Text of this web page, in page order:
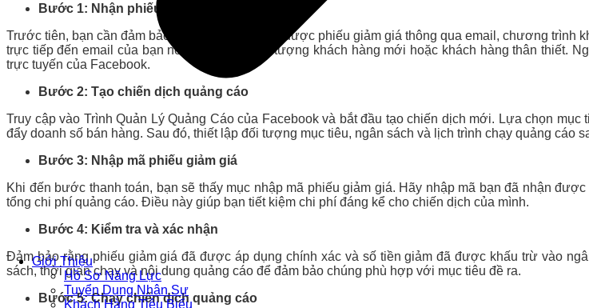
Giới Thiệu
Hồ Sơ Năng Lực
Tuyển Dụng Nhân Sự
Khách Hàng Tiêu Biểu
Bước 1: Nhận phiếu giảm giá
Trước tiên, bạn cần đảm bảo rằng mình đã nhận được phiếu giảm giá thông qua email, chương
trực tiếp đến email của bạn nếu bạn thuộc đối tượng khách hàng mới hoặc khách hàng thân thiết.
trực tuyến của Facebook.
Bước 2: Tạo chiến dịch quảng cáo
Truy cập vào Trình Quản Lý Quảng Cáo của Facebook và bắt đầu tạo chiến dịch mới. Lựa chọn
đẩy doanh số bán hàng. Sau đó, thiết lập đối tượng mục tiêu, ngân sách và lịch trình chạy quảng cáo
Bước 3: Nhập mã phiếu giảm giá
Khi đến bước thanh toán, bạn sẽ thấy mục nhập mã phiếu giảm giá. Hãy nhập mã bạn đã nhận
tổng chi phí quảng cáo. Điều này giúp bạn tiết kiệm chi phí đáng kể cho chiến dịch của mình.
Bước 4: Kiểm tra và xác nhận
Đảm bảo rằng phiếu giảm giá đã được áp dụng chính xác và số tiền giảm đã được khấu trừ vào
sách, thời gian chạy và nội dung quảng cáo để đảm bảo chúng phù hợp với mục tiêu đề ra.
Bước 5: Chạy chiến dịch quảng cáo